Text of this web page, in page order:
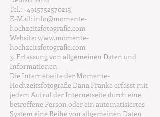
Tel.: +4915752570213
E-Mail:info@momente-
hochzeitsfotografie.com
Website:www.momente-
hochzeitsfotografie.com
3. Erfassung von allgemeinen Daten und
Informationen
Die Internetseite der Momente-
Hochzeitsfotografie Dana Franke erfasst mit
jedem Aufruf der Internetseite durch eine
betroffene Person oder ein automatisiertes
System eine Reihe von allgemeinen Daten